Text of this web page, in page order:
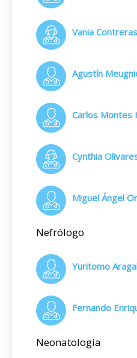
Vania
Agustín
Carlos Montes
Cynthia
Miguel Ángel
Nefrólogo
Yuritomo
Fernando
Neonatología